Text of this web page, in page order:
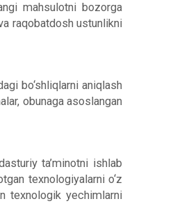
mahsulotni bozorga
raqobatdosh ustunlikni
bo‘shliqlarni aniqlash
obunaga asoslangan
ta’minotni ishlab
texnologiyalarni o‘z
texnologik yechimlarni